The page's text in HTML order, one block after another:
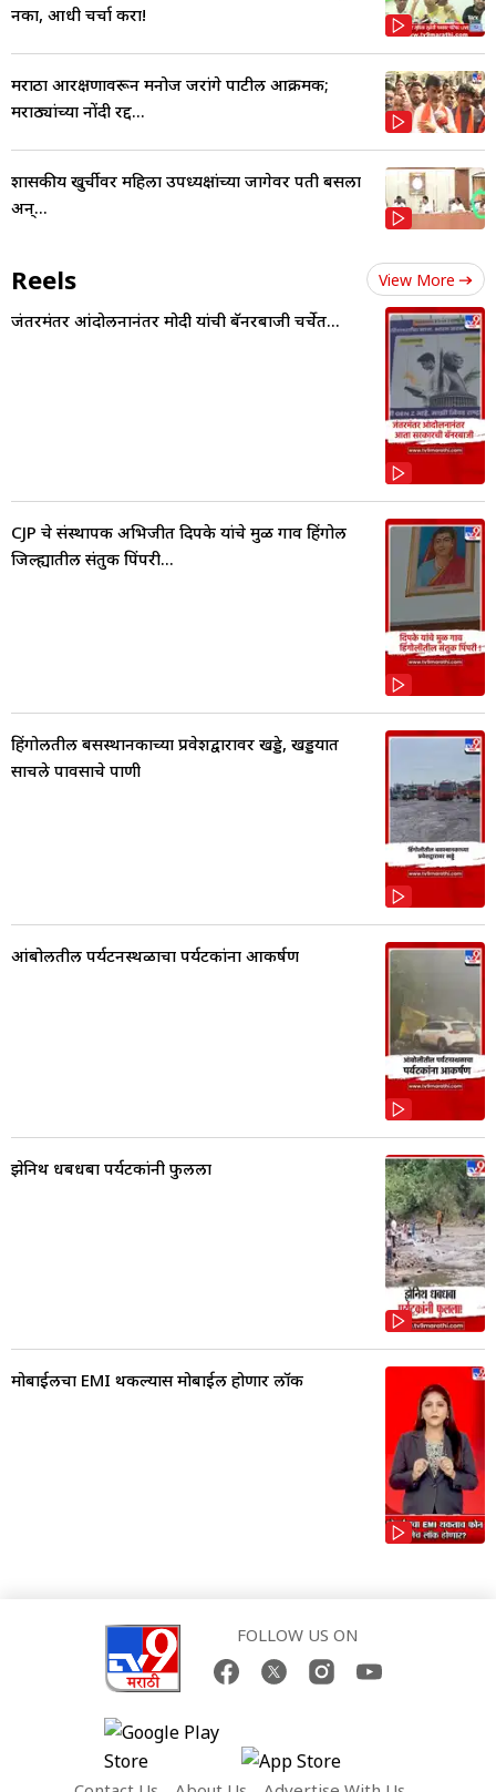
नका, आधी चर्चा करा!
मराठा आरक्षणावरून मनोज जरांगे पाटील आक्रमक;
मराठ्यांच्या नोंदी रद्द...
शासकीय खुर्चीवर महिला उपध्यक्षांच्या जागेवर पती बसला
अन्...
Reels View More
जंतरमंतर आंदोलनानंतर मोदी यांची बॅनरबाजी चर्चेत...
CJP चे संस्थापक अभिजीत दिपके यांचे मुळ गाव हिंगोली
जिल्ह्यातील संतुक पिंपरी...
हिंगोलीतील बसस्थानकाच्या प्रवेशद्वारावर खड्डे, खड्डयात
साचले पावसाचे पाणी
आंबोलीतील पर्यटनस्थळाचा पर्यटकांना आकर्षण
झेनिथ धबधबा पर्यटकांनी फुलला
मोबाईलचा EMI थकल्यास मोबाईल होणार लॉक
FOLLOW US ON